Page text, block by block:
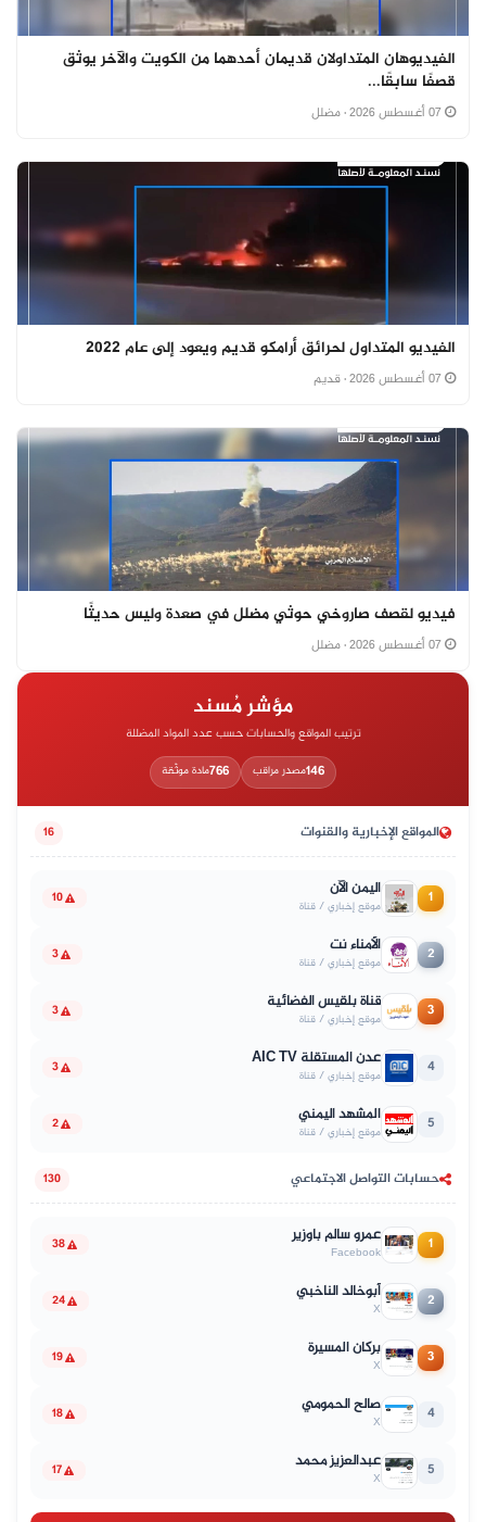
الفيديوهان المتداولان قديمان أحدهما من الكويت والآخر يوثق
قصفًا سابقًا...
· مضلل
الفيديو المتداول لحرائق أرامكو قديم ويعود إلى عام 2022
· قديم
فيديو لقصف صاروخي حوثي مضلل في صعدة وليس حديثًا
· مضلل
مؤشر مُسند
ترتيب المواقع والحسابات حسب عدد المواد المضللة
146مصدر مراقب 766مادة موثّقة
المواقع الإخبارية والقنوات 16
1 اليمن الآن
موقع إخباري / قناة 10
2 الأمناء نت
موقع إخباري / قناة 3
3 قناة بلقيس الفضائية
موقع إخباري / قناة 3
4 عدن المستقلة AIC TV
موقع إخباري / قناة 3
5 المشهد اليمني
موقع إخباري / قناة 2
حسابات التواصل الاجتماعي 130
1 عمرو سالم باوزير
Facebook
38
2 أبوخالد الناخبي
X
24
3 بركان المسيرة
X
19
4 صالح الحمومي
X
18
5 عبدالعزيز محمد
X
17